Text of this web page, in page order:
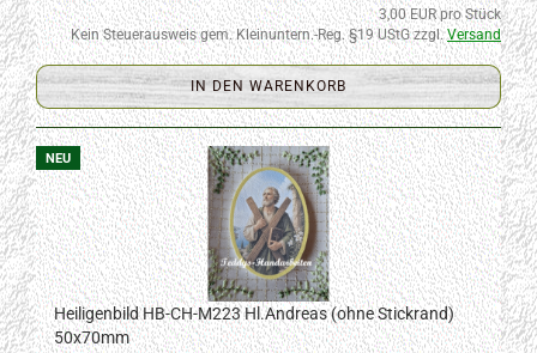
3,00 EUR pro Stück
Kein Steuerausweis gem. Kleinuntern.-Reg. §19 UStG zzgl.Versand
IN DEN WARENKORB
NEU
Heiligenbild HB-CH-M223 Hl.Andreas (ohne Stickrand)
50x70mm